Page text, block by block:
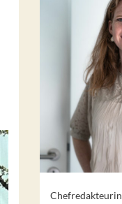
Chefredakteurin